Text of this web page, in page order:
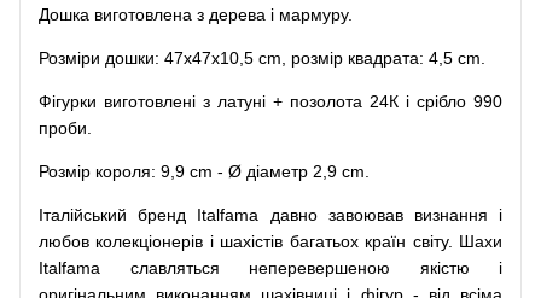
Дошка виготовлена з дерева і мармуру.
Розміри дошки: 47x47x10,5 cm, розмір квадрата: 4,5 cm.
Фігурки виготовлені з латуні + позолота 24К і срібло 990
проби.
Розмір короля: 9,9 cm - Ø діаметр 2,9 cm.
Італійський бренд Italfama давно завоював визнання і
любов колекціонерів і шахістів багатьох країн світу. Шахи
Italfama славляться неперевершеною якістю і